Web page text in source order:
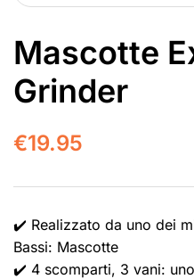
Mascotte
Grinder
€19.95
✔️ Realizzato da uno dei
Bassi: Mascotte
✔️ 4 scomparti, 3 vani: